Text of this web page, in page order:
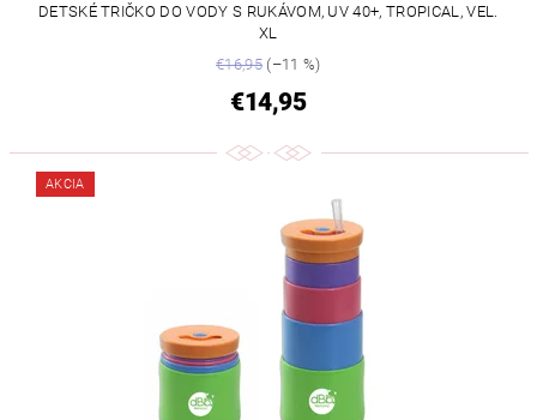
DETSKÉ TRIČKO DO VODY S RUKÁVOM, UV 40+, TROPICAL, VEL.
XL
€16,95(–11 %)
€14,95
AKCIA